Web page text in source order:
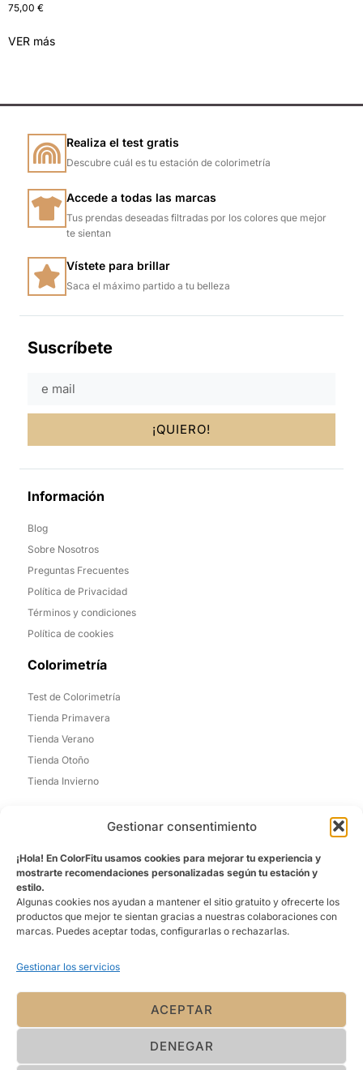
Gestionar consentimiento
¡Hola! En ColorFitu usamos cookies para mejorar tu experiencia y
mostrarte recomendaciones personalizadas según tu estación y
estilo.
Algunas cookies nos ayudan a mantener el sitio gratuito y ofrecerte los
productos que mejor te sientan gracias a nuestras colaboraciones con
marcas. Puedes aceptar todas, configurarlas o rechazarlas.
Gestionar los servicios
ACEPTAR
DENEGAR
75,00 €
VER más
Realiza el test gratis
Descubre cuál es tu estación de colorimetría
Accede a todas las marcas
Tus prendas deseadas filtradas por los colores que mejor
te sientan
Vístete para brillar
Saca el máximo partido a tu belleza
Suscríbete
¡QUIERO!
Información
Blog
Sobre Nosotros
Preguntas Frecuentes
Política de Privacidad
Términos y condiciones
Política de cookies
Colorimetría
Test de Colorimetría
Tienda Primavera
Tienda Verano
Tienda Otoño
Tienda Invierno
Email: laura@colorfitu.com
Sobre Nosotros
La tienda que mejor te conoce. Ofreciéndo una experiencia
© 2026 ColorFitU, Todos los derechos
términos de uso aplican.